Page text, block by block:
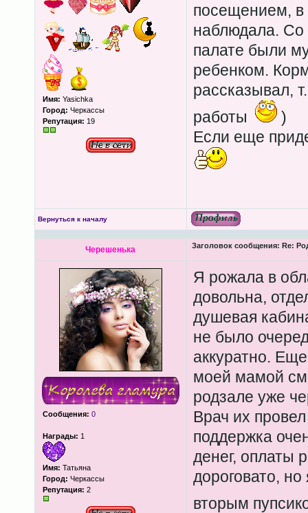
Имя: Yasichka
Город: Черкассы
Репутация: 19
посещением, в
наблюдала. Со
палате были
ребенком.
рассказывал,
работы
)
Если еще
Вернуться к началу
Черешенька Заголовок сообщения: Re:
Сообщения: 0
Награды: 1
Имя: Татьяна
Город: Черкассы
Репутация: 2
Я рожала в
довольна,
душевая
не было
аккуратно.
моей мамой
родзале уже
Врач их
поддержка
денег, оплаты
дороговато,
вторым